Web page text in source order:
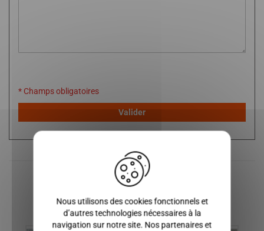
* Champs obligatoires
Valider
Produits similaires
Nous utilisons des cookies fonctionnels et
d’autres technologies nécessaires à la
navigation sur notre site. Nos partenaires et